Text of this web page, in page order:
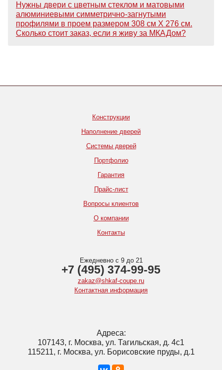
Нужны двери с цветным стеклом и матовыми
алюминиевыми симметрично-загнутыми
профилями в проем размером 308 см Х 276 см.
Сколько стоит заказ, если я живу за МКАДом?
Конструкции
Наполнение дверей
Системы дверей
Портфолио
Гарантия
Прайс-лист
Вопросы клиентов
О компании
Контакты
Ежедневно с 9 до 21
+7 (495) 374-99-95
zakaz@shkaf-coupe.ru
Контактная информация
Адреса:
107143, г. Москва, ул. Тагильская, д. 4с1
115211, г. Москва, ул. Борисовские пруды, д.1